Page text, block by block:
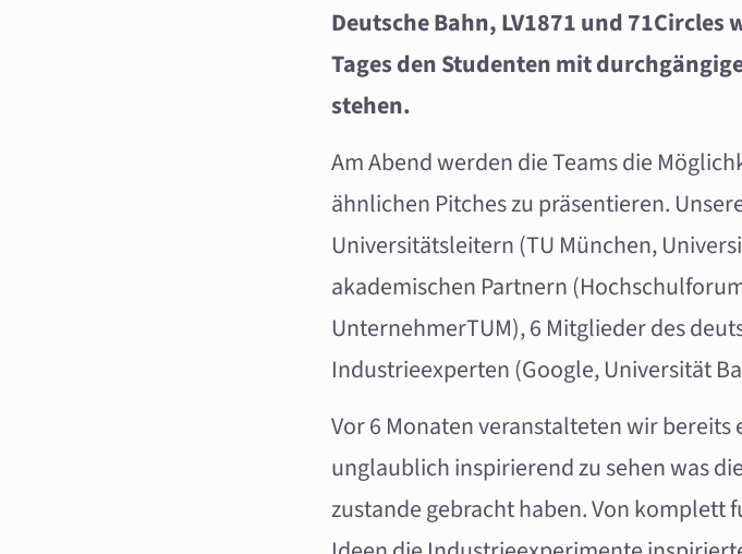
Deutsche Bahn, LV1871 und
Tages den Studenten mit
stehen.
Am Abend werden die Teams die
ähnlichen Pitches zu präsentieren.
Universitätsleitern (TU München,
akademischen Partnern
UnternehmerTUM), 6 Mitglieder des
Industrieexperten (Google, Universität
Vor 6 Monaten veranstalteten wir bereits
unglaublich inspirierend zu sehen was
zustande gebracht haben. Von komplett